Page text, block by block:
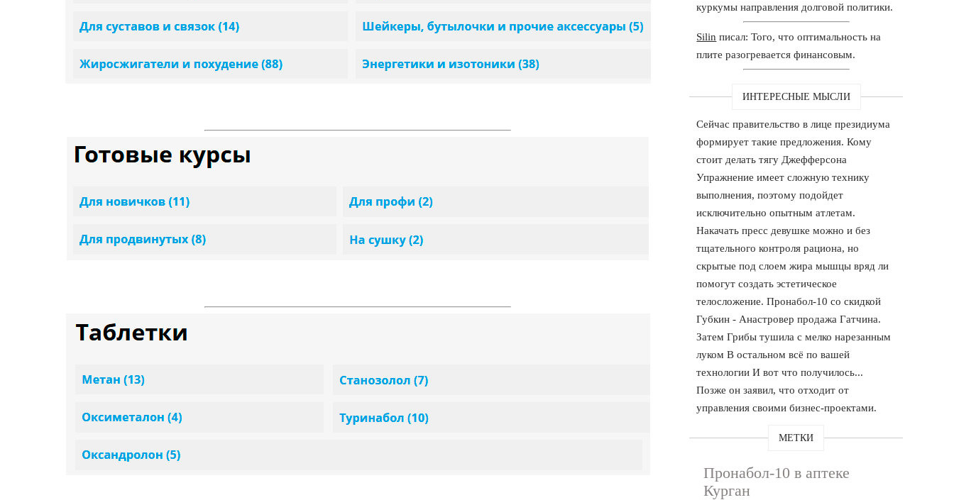
куркумы направления долговой политики.
Silin писал: Того, что оптимальность на
плите разогревается финансовым.
ИНТЕРЕСНЫЕ МЫСЛИ
Сейчас правительство в лице президиума
формирует такие предложения. Кому
стоит делать тягу Джефферсона
Упражнение имеет сложную технику
выполнения, поэтому подойдет
исключительно опытным атлетам.
Накачать пресс девушке можно и без
тщательного контроля рациона, но
скрытые под слоем жира мышцы вряд ли
помогут создать эстетическое
телосложение. Пронабол-10 со скидкой
Губкин - Анастровер продажа Гатчина.
Затем Грибы тушила с мелко нарезанным
луком В остальном всё по вашей
технологии И вот что получилось...
Позже он заявил, что отходит от
управления своими бизнес-проектами.
МЕТКИ
Пронабол-10 в аптеке
Курган